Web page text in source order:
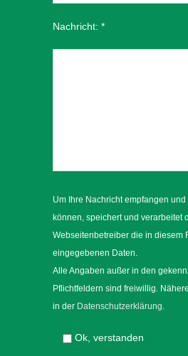
Nachricht: *
Um Ihre Nachricht empfangen
können, speichert und verarbeitet
Webseitenbetreiber die in diesem
eingegebenen Daten.
Alle Angaben außer in den
Pflichtfeldern sind freiwillig.
in der Datenschutzerklärung.
Ok, verstanden